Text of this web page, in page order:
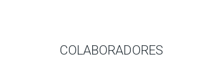
COLABORADORES